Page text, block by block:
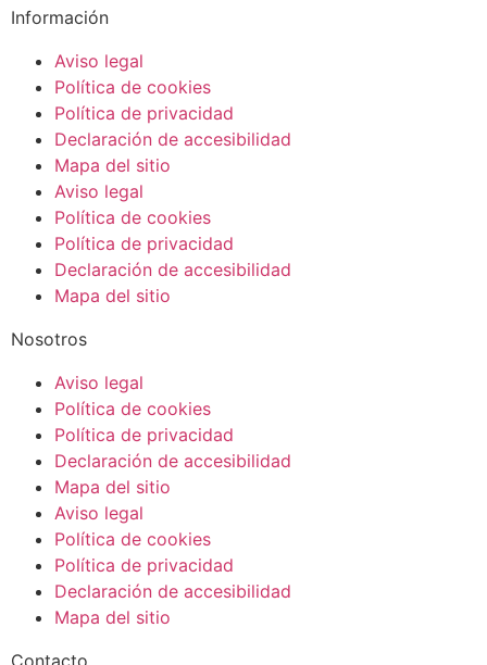
Información
Aviso legal
Política de cookies
Política de privacidad
Declaración de accesibilidad
Mapa del sitio
Aviso legal
Política de cookies
Política de privacidad
Declaración de accesibilidad
Mapa del sitio
Nosotros
Aviso legal
Política de cookies
Política de privacidad
Declaración de accesibilidad
Mapa del sitio
Aviso legal
Política de cookies
Política de privacidad
Declaración de accesibilidad
Mapa del sitio